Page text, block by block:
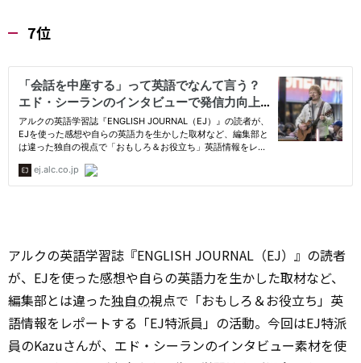
7位
アルクの英語学習誌『ENGLISH JOURNAL（EJ）』の読者
が、EJを使った感想や自らの英語力を生かした取材など、
編集部とは違った独自の視点で「おもしろ＆お役立ち」英
語情報をレポートする「EJ特派員」の活動。今回はEJ特派
員のKazuさんが、エド・シーランのインタビュー素材を使